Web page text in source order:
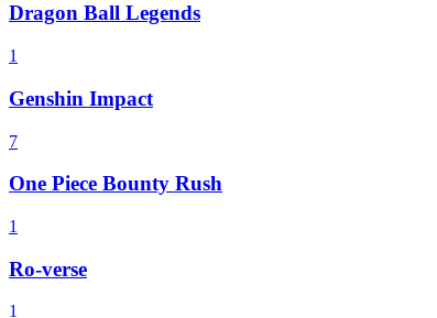
Dragon Ball Legends
1
Genshin Impact
7
One Piece Bounty Rush
1
Ro-verse
1